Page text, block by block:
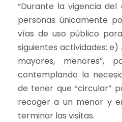
“Durante la vigencia
personas únicamente
vías de uso público
siguientes actividades:
mayores,
contemplando la
de tener que “circular”
recoger a un menor y
terminar las visitas.